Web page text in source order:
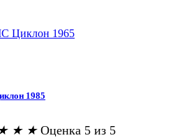
1985
★ ★ Оценка 5 из 5